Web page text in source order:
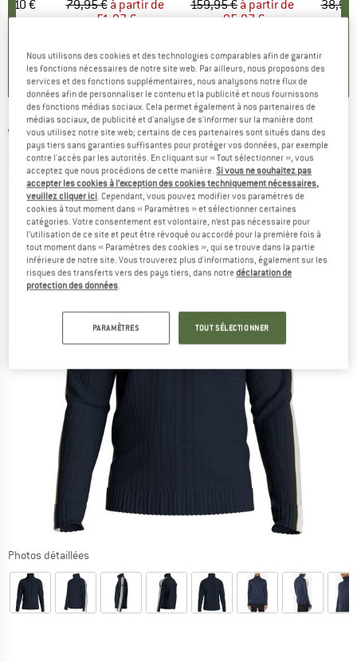
€ Prix
79,95 € Prix réduit
à partir de
51,97 €
5,0(4)
Prix
159,95 € Prix réduit
à partir de
95,97 €
5,0(3)
38,95
WE NORWEGIANS -Zermatt Sweater - Pull en
laine mérinos
(0)
Photos détaillées
Nous utilisons des cookies et des technologies comparables afin de garantir
les fonctions nécessaires de notre site web. Par ailleurs, nous proposons des
services et des fonctions supplémentaires, nous analysons notre flux de
données afin de personnaliser le contenu et la publicité et nous fournissons
des fonctions médias sociaux. Cela permet également à nos partenaires de
médias sociaux, de publicité et d'analyse de s'informer sur la manière dont
vous utilisez notre site web; certains de ces partenaires sont situés dans des
pays tiers sans garanties suffisantes pour protéger vos données, par exemple
contre l'accès par les autorités. En cliquant sur « Tout sélectionner », vous
acceptez que nous procédions de cette manière.Si vous ne souhaitez pas
accepter les cookies à l’exception des cookies techniquement nécessaires,
veuillez cliquer ici. Cependant, vous pouvez modifier vos paramètres de
cookies à tout moment dans « Paramètres » et sélectionner certaines
catégories. Votre consentement est volontaire, n’est pas nécessaire pour
l’utilisation de ce site et peut être révoqué ou accordé pour la première fois à
tout moment dans « Paramètres des cookies », qui se trouve dans la partie
inférieure de notre site. Vous trouverez plus d'informations, également sur les
risques des transferts vers des pays tiers, dans notredéclaration de
protection des données.
PARAMÈTRES TOUT SÉLECTIONNER